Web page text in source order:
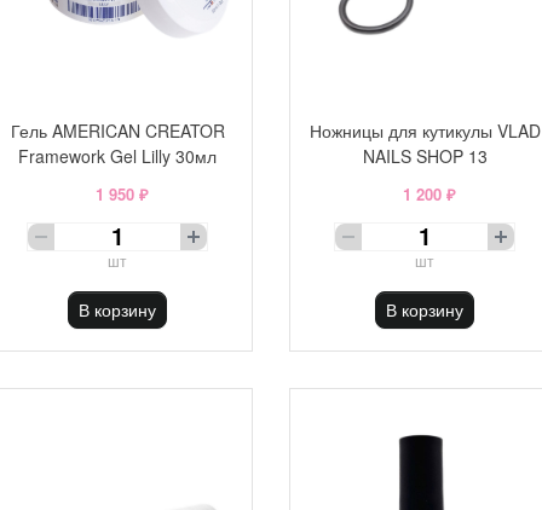
Гель AMERICAN CREATOR
Framework Gel Lilly 30мл
1 950 ₽
шт
В корзину
Ножницы для кутикулы VLAD
NAILS SHOP 13
1 200 ₽
шт
В корзину